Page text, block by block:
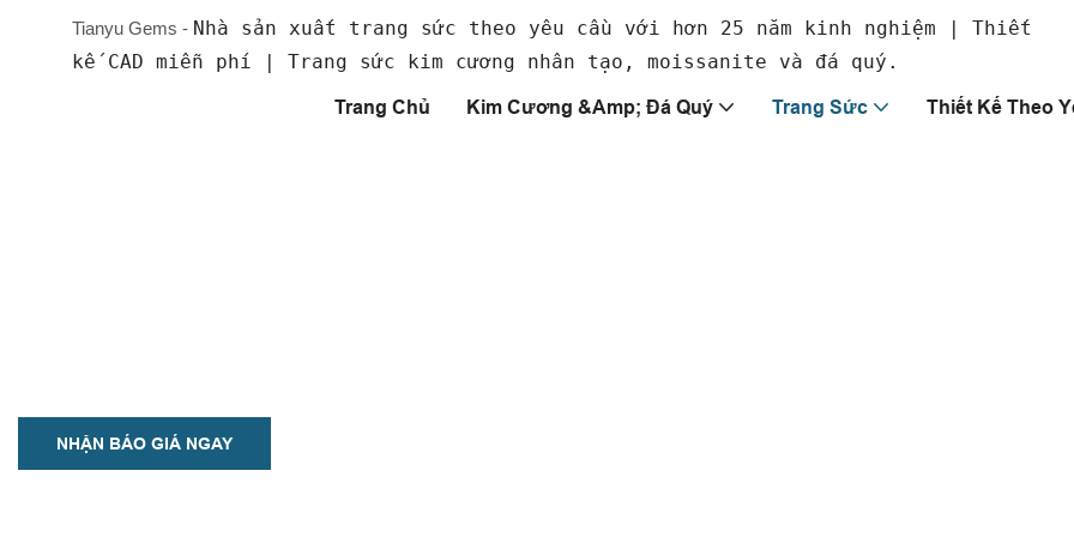
Tianyu Gems - Nhà sản xuất trang sức theo yêu cầu với hơn 25 năm kinh nghiệm | Thiết
kế CAD miễn phí | Trang sức kim cương nhân tạo, moissanite và đá quý.
Trang Chủ Kim Cương &amp; Đá Quý Trang Sức Thiết Kế Theo
NHẬN BÁO GIÁ NGAY